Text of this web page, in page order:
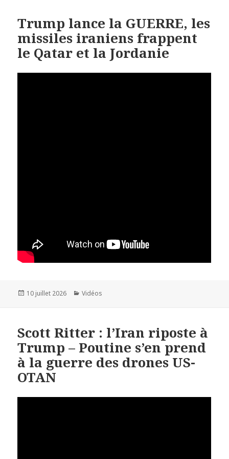
Trump lance la GUERRE, les
missiles iraniens frappent
le Qatar et la Jordanie
Publié
10 juillet 2026 Catégories
Vidéos
Scott Ritter : l’Iran riposte à
Trump – Poutine s’en prend
à la guerre des drones US-
OTAN